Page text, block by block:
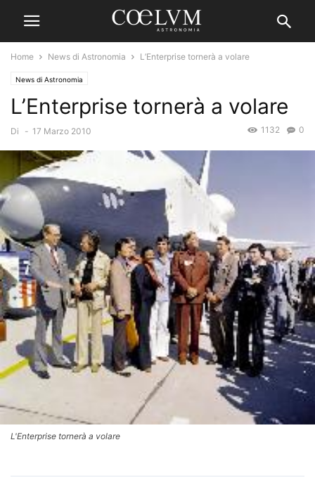
Home News di Astronomia L’Enterprise tornerà a volare
News di Astronomia
L’Enterprise tornerà a volare
Di - 17 Marzo 2010 0
1132
L'Enterprise tornerà a volare